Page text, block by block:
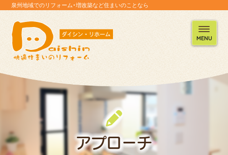
泉州地域でのリフォーム・増改築など住まいのことなら
MENU
アプローチ